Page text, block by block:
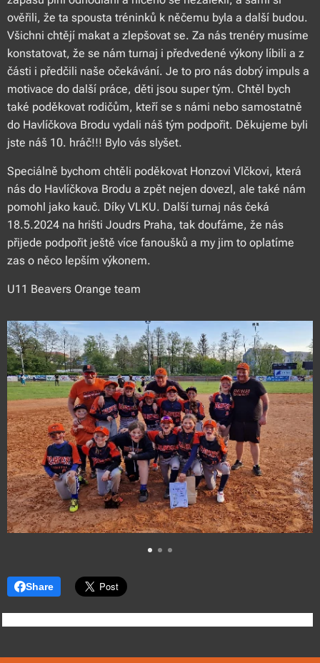
ověřili, že ta spousta tréninků k něčemu byla a další budou.
Všichni chtějí makat a zlepšovat se. Za nás trenéry musíme
konstatovat, že se nám turnaj i předvedené výkony líbili a z
části i předčili naše očekávání. Je to pro nás dobrý impuls a
motivace do další práce, děti jsou super tým. Chtěl bych
také poděkovat rodičům, kteří se s námi nebo samostatně
do Havlíčkova Brodu vydali náš tým podpořit. Děkujeme byli
jste náš 10. hráč!!! Bylo vás slyšet.
Speciálně bychom chtěli poděkovat Honzovi Vlčkovi, která
nás do Havlíčkova Brodu a zpět nejen dovezl, ale také nám
pomohl jako kauč. Díky VLKU. Další turnaj nás čeká
18.5.2024 na hrišti Joudrs Praha, tak doufáme, že nás
přijede podpořit ještě více fanoušků a my jim to oplatíme
zas o něco lepším výkonem.
U11 Beavers Orange team
Share